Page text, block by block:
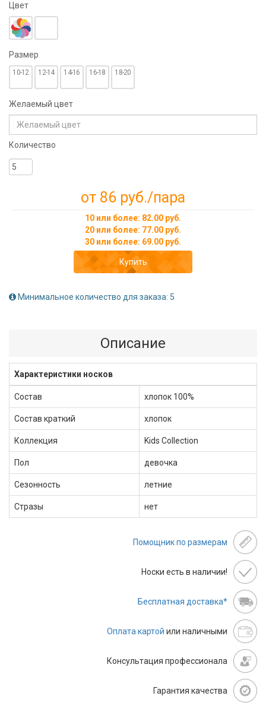
Цвет
Размер
10-12 12-14 14-16 16-18 18-20
Желаемый цвет
Количество
от 86 руб./пара
10 или более: 82.00 руб.
20 или более: 77.00 руб.
30 или более: 69.00 руб.
Купить
Минимальное количество для заказа: 5
Описание
Характеристики носков
Состав хлопок 100%
Состав краткий хлопок
Коллекция Kids Collection
Пол девочка
Сезонность летние
Стразы нет
Помощник по размерам
Носки есть в наличии!
Бесплатная доставка*
Оплата картой или наличными
Консультация профессионала
Гарантия качества